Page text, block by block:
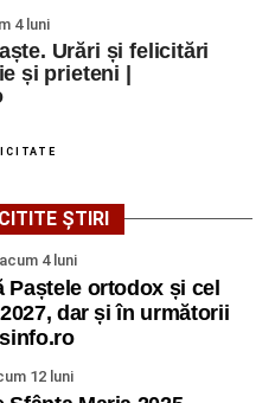
4 luni
Urări și felicitări
și prieteni |
ȘTIRI
acum 4 luni
Paștele ortodox și cel
dar și în următorii
12 luni